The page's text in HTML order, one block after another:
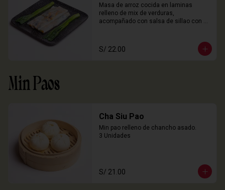
Masa de arroz cocida en laminas
relleno de mix de verduras,
acompañado con salsa de sillao con
S/ 22.00
Min Paos
Cha Siu Pao
Min pao relleno de chancho asado.
3 Unidades
S/ 21.00